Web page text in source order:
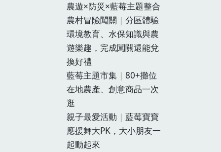
農遊×防災×藍莓主題整合
農村冒險闖關｜分區體驗
環境教育、水保知識與農
遊樂趣，完成闖關還能兌
換好禮
藍莓主題市集｜80+攤位
在地農產、創意商品一次
逛
‍‍親子最愛活動｜藍莓寶寶
應援舞大PK，大小朋友一
起動起來